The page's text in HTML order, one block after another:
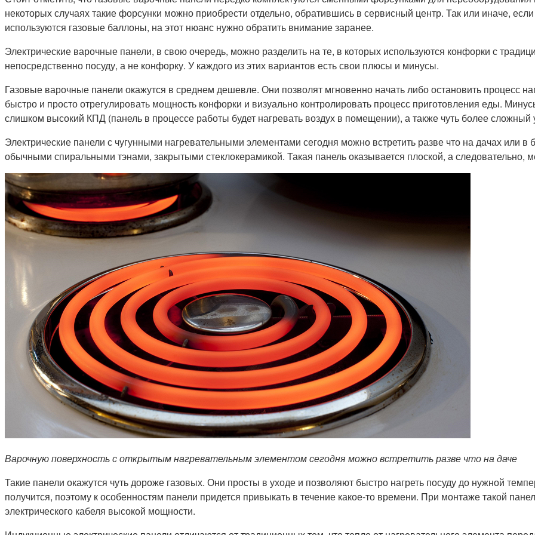
некоторых случаях такие форсунки можно приобрести отдельно, обратившись в сервисный центр. Так или иначе,
используются газовые баллоны, на этот нюанс нужно обратить внимание заранее.
Электрические варочные панели, в свою очередь, можно разделить на те, в которых используются конфорки с
непосредственно посуду, а не конфорку. У каждого из этих вариантов есть свои плюсы и минусы.
Газовые варочные панели окажутся в среднем дешевле. Они позволят мгновенно начать либо остановить процесс
быстро и просто отрегулировать мощность конфорки и визуально контролировать процесс приготовления еды.
слишком высокий КПД (панель в процессе работы будет нагревать воздух в помещении), а также чуть более сложный
Электрические панели с чугунными нагревательными элементами сегодня можно встретить разве что на дачах или
обычными спиральными тэнами, закрытыми стеклокерамикой. Такая панель оказывается плоской, а следовательно,
Варочную поверхность с открытым нагревательным элементом сегодня можно встретить разве что на даче
Такие панели окажутся чуть дороже газовых. Они просты в уходе и позволяют быстро нагреть посуду до нужной
получится, поэтому к особенностям панели придется привыкать в течение какое-то времени. При монтаже такой
электрического кабеля высокой мощности.